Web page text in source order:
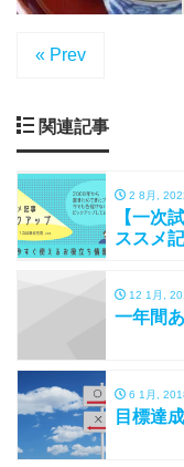
« Prev
関連記事
2 8月,
【一次
ススメ
12 1月,
一年間
6 1月,
目標達